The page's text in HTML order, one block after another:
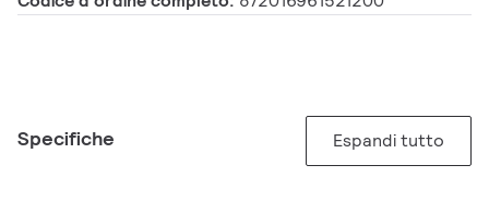
Specifiche Espandi tutto